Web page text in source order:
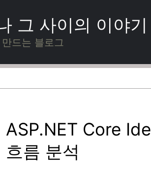
그 사이의 이야기
드는 블로그
ASP.NET Core
흐름 분석